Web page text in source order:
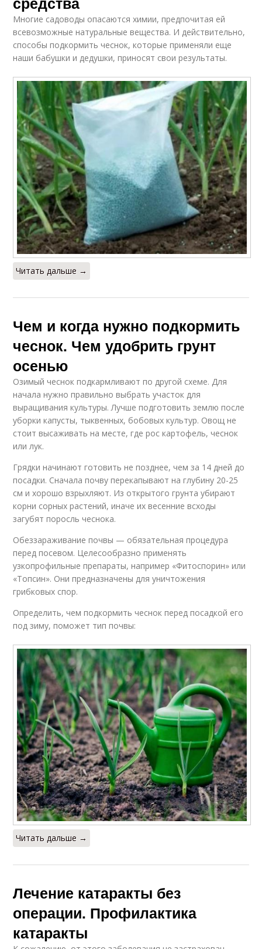
Многие садоводы опасаются химии, предпочитая ей
всевозможные натуральные вещества. И действительно,
способы подкормить чеснок, которые применяли еще
наши бабушки и дедушки, приносят свои результаты.
Читать дальше →
Чем и когда нужно подкормить
чеснок. Чем удобрить грунт
осенью
Озимый чеснок подкармливают по другой схеме. Для
начала нужно правильно выбрать участок для
выращивания культуры. Лучше подготовить землю после
уборки капусты, тыквенных, бобовых культур. Овощ не
стоит высаживать на месте, где рос картофель, чеснок
или лук.
Грядки начинают готовить не позднее, чем за 14 дней до
посадки. Сначала почву перекапывают на глубину 20-25
см и хорошо взрыхляют. Из открытого грунта убирают
корни сорных растений, иначе их весенние всходы
загубят поросль чеснока.
Обеззараживание почвы — обязательная процедура
перед посевом. Целесообразно применять
узкопрофильные препараты, например «Фитоспорин» или
«Топсин». Они предназначены для уничтожения
грибковых спор.
Определить, чем подкормить чеснок перед посадкой его
под зиму, поможет тип почвы:
Читать дальше →
Лечение катаракты без
операции. Профилактика
катаракты